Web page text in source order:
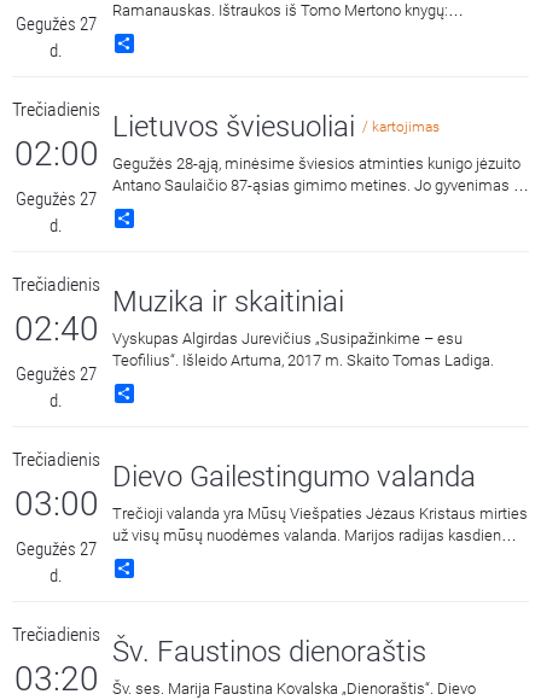
Gegužės 27
d.
Ramanauskas. Ištraukos iš Tomo Mertono knygų:
„Septynaukštis kalnas“, išleido „Katalikų pasaulio leidiniai“,
2011 m. ir „Jonos ženklas“, išleido „Katalikų pasaulio leidiniai“,
Trečiadienis
02:00
Gegužės 27
d.
Lietuvos šviesuoliai / kartojimas
Gegužės 28-ąją, minėsime šviesios atminties kunigo jėzuito
Antano Saulaičio 87-ąsias gimimo metines. Jo gyvenimas ir
tarnystė driekėsi per kelis žemynus. Jis buvo laukiamas
Marijos radijo laidų svečias. Šioje laidoje
dorybę.
Trečiadienis
02:40
Gegužės 27
d.
Muzika ir skaitiniai
Vyskupas Algirdas Jurevičius „Susipažinkime – esu
Teofilius“. Išleido Artuma, 2017 m. Skaito Tomas Ladiga.
Trečiadienis
03:00
Gegužės 27
d.
Dievo Gailestingumo valanda
Trečioji valanda yra Mūsų Viešpaties Jėzaus Kristaus mirties
už visų mūsų nuodėmes valanda. Marijos radijas kasdien
15:00 ir 3:00 kviečia melstis drauge kalbant Dievo
Gailestingumo vainikėlį ir litaniją bei pasiklausyti ištraukų iš
gerbiamas Gailestingojo Jėzaus paveikslas, nutapytas pagal
šv. Faustinos regėjimus.
Trečiadienis
03:20
Šv. Faustinos dienoraštis
Šv. ses. Marija Faustina Kovalska „Dienoraštis“. Dievo